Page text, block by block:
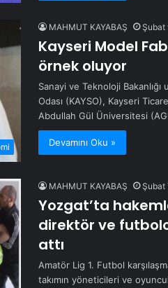
MAHMUT KAYABAŞ Şubat
Kayseri Model
örnek oluyor
Sanayi ve Teknoloji
Odası (KAYSO), Kayseri
Abdullah Gül Üniversitesi
Devamını Oku »
MAHMUT KAYABAŞ Şubat
Yozgat’ta
direktör ve
attı
Amatör Lig 1. Futbol
takımın yöneticileri ve